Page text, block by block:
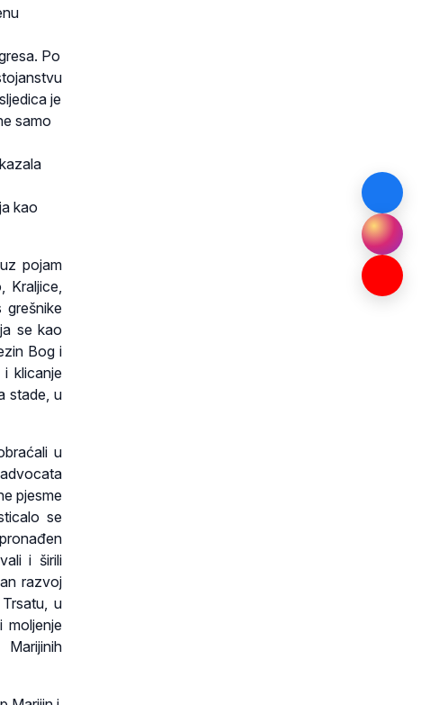
Po
je
samo
kao
pojam
Kraljice,
se kao
Bog i
klicanje
stade, u
u
pjesme
se
i širili
razvoj
u
moljenje